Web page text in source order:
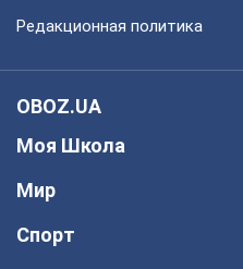
Редакционная политика
OBOZ.UA
Моя Школа
Мир
Спорт